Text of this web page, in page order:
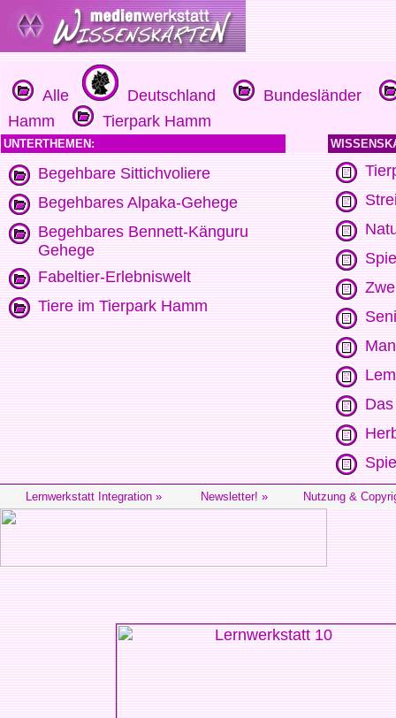
Alle Deutschland
Bundesländer
Hamm
Tierpark Hamm
UNTERTHEMEN:
Begehbare Sittichvoliere
Begehbares Alpaka-Gehege
Begehbares Bennett-Känguru
Gehege
Fabeltier-Erlebniswelt
Tiere im Tierpark Hamm
Lernwerkstatt Integration » Newsletter! » Nutzung &